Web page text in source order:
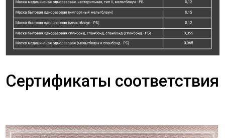
Сертификаты соответствия